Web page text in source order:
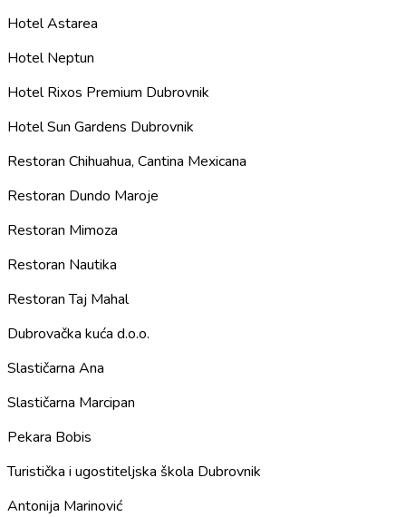
Hotel Astarea
Hotel Neptun
Hotel Rixos Premium Dubrovnik
Hotel Sun Gardens Dubrovnik
Restoran Chihuahua, Cantina Mexicana
Restoran Dundo Maroje
Restoran Mimoza
Restoran Nautika
Restoran Taj Mahal
Dubrovačka kuća d.o.o.
Slastičarna Ana
Slastičarna Marcipan
Pekara Bobis
Turistička i ugostiteljska škola Dubrovnik
Antonija Marinović